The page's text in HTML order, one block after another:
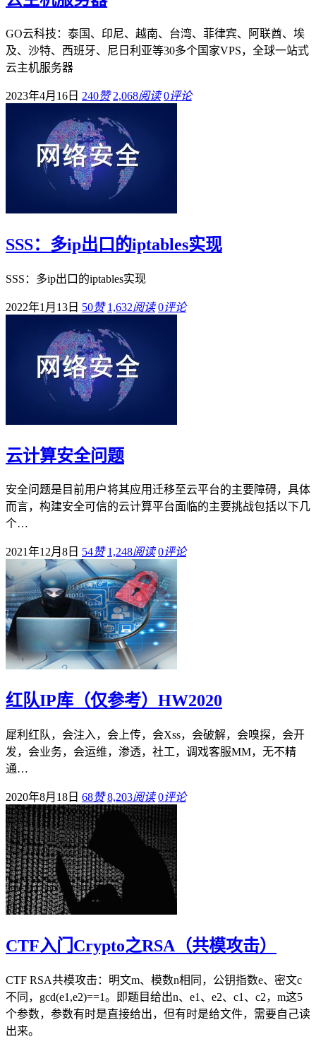
GO云科技：泰国、印尼、越南、台湾、菲律宾、阿联酋、埃
及、沙特、西班牙、尼日利亚等30多个国家VPS，全球一站式
云主机服务器
2023年4月16日 240赞 2,068阅读 0评论
SSS：多ip出口的iptables实现
SSS：多ip出口的iptables实现
2022年1月13日 50赞 1,632阅读 0评论
云计算安全问题
安全问题是目前用户将其应用迁移至云平台的主要障碍，具体
而言，构建安全可信的云计算平台面临的主要挑战包括以下几
个…
2021年12月8日 54赞 1,248阅读 0评论
红队IP库（仅参考）HW2020
犀利红队，会注入，会上传，会Xss，会破解，会嗅探，会开
发，会业务，会运维，渗透，社工，调戏客服MM，无不精
通…
2020年8月18日 68赞 8,203阅读 0评论
CTF入门Crypto之RSA（共模攻击）
CTF RSA共模攻击：明文m、模数n相同，公钥指数e、密文c
不同，gcd(e1,e2)==1。即题目给出n、e1、e2、c1、c2，m这5
个参数，参数有时是直接给出，但有时是给文件，需要自己读
出来。